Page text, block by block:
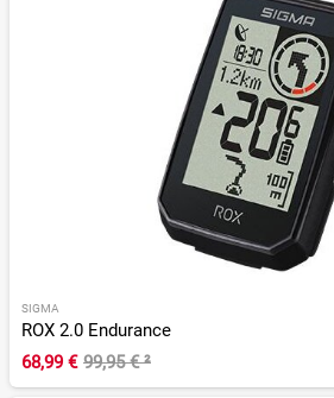
SIGMA
ROX 2.0 Endurance
68,99 € 99,95 €²